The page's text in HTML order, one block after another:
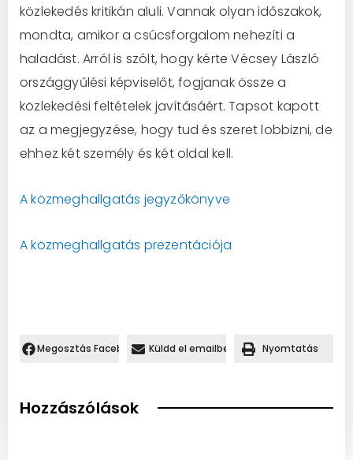
közlekedés kritikán aluli. Vannak olyan időszakok,
mondta, amikor a csúcsforgalom nehezíti a
haladást. Arról is szólt, hogy kérte Vécsey László
országgyűlési képviselőt, fogjanak össze a
közlekedési feltételek javításáért. Tapsot kapott
az a megjegyzése, hogy tud és szeret lobbizni, de
ehhez két személy és két oldal kell.
A közmeghallgatás jegyzőkönyve
A közmeghallgatás prezentációja
Megosztás Facebookon.Küldd el emailben Nyomtatás
Hozzászólások